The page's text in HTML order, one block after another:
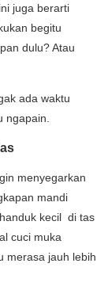
juga berarti
begitu
dulu? Atau
ada waktu
ngapain.
menyegarkan
mandi
kecil di tas
cuci muka
merasa jauh lebih